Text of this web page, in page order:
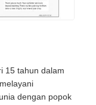
15 tahun dalam
dengan popok